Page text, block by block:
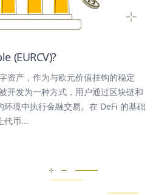
(EURCV)?
资产，作为与欧元价值挂钩的稳定
开发为一种方式，用户通过区块链和
境中执行金融交易。在 DeFi 的基础
代币...